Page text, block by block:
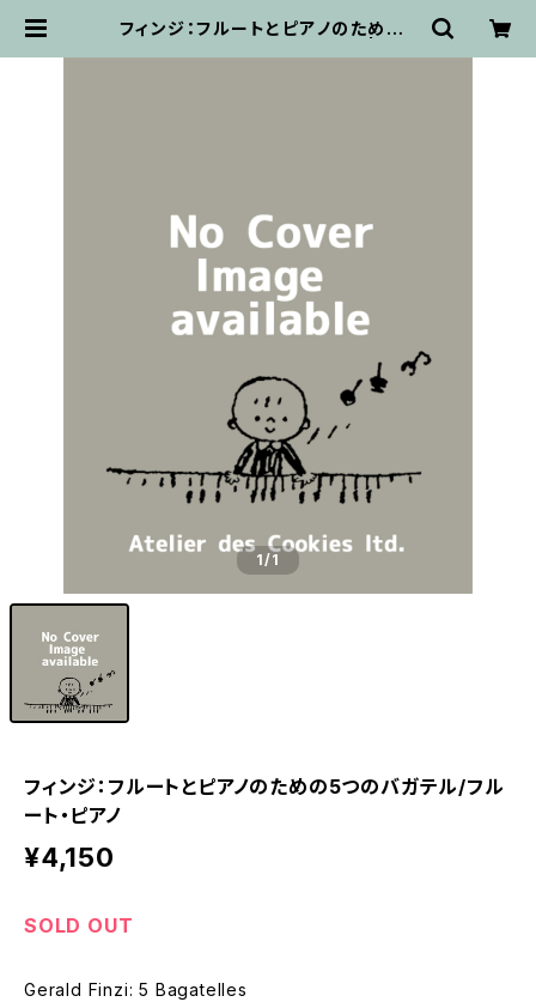
フィンジ：フルートとピアノのための5
1/1
フィンジ：フルートとピアノのための5つのバガテル/フル
ート・ピアノ
¥4,150
SOLD OUT
Gerald Finzi: 5 Bagatelles